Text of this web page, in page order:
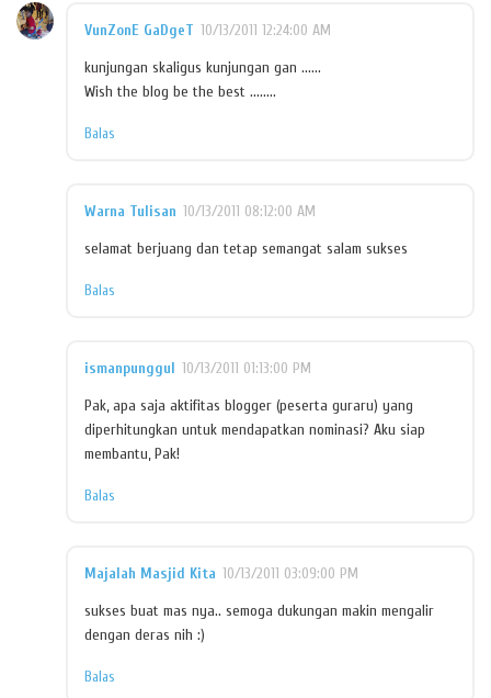
VunZonE GaDgeT 10/13/2011 12:24:00 AM
kunjungan skaligus kunjungan gan ......
Wish the blog be the best ........
Balas
Warna Tulisan 10/13/2011 08:12:00 AM
selamat berjuang dan tetap semangat salam sukses
Balas
ismanpunggul 10/13/2011 01:13:00 PM
Pak, apa saja aktifitas blogger (peserta guraru) yang
diperhitungkan untuk mendapatkan nominasi? Aku siap
membantu, Pak!
Balas
Majalah Masjid Kita 10/13/2011 03:09:00 PM
sukses buat mas nya.. semoga dukungan makin mengalir
dengan deras nih :)
Balas